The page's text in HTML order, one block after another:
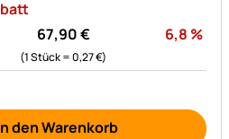
67,90€
(1 Stück =0,27€)
6,8 %
den Warenkorb